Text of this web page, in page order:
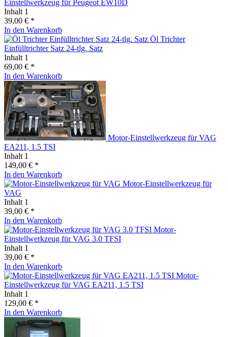
Einstellwerkzeug für Peugeot EW10D
Inhalt 1
39,00 € *
In den Warenkorb
Öl Trichter
Einfülltrichter Satz 24-tlg. Satz
Inhalt 1
69,00 € *
In den Warenkorb
Motor-Einstellwerkzeug für VAG
EA211, 1.5 TSI
Inhalt 1
149,00 € *
In den Warenkorb
Motor-Einstellwerkzeug für
VAG
Inhalt 1
39,00 € *
In den Warenkorb
Motor-
Einstellwerkzeug für VAG 3.0 TFSI
Inhalt 1
39,00 € *
In den Warenkorb
Motor-
Einstellwerkzeug für VAG EA211, 1.5 TSI
Inhalt 1
129,00 € *
In den Warenkorb